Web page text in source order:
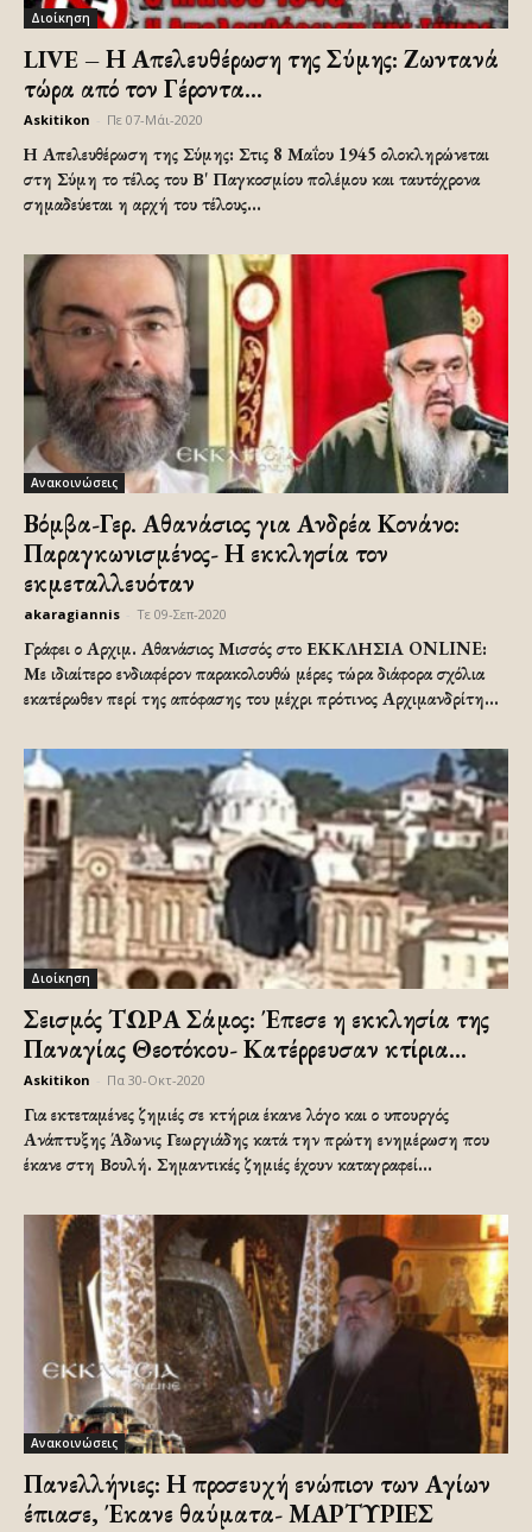
Διοίκηση
LIVE – Η Απελευθέρωση της Σύμης: Ζωντανά
τώρα από τον Γέροντα...
Askitikon Πε 07-Μάι-2020
Η Απελευθέρωση της Σύμης: Στις 8 Μαΐου 1945 ολοκληρώνεται
στη Σύμη το τέλος του Β' Παγκοσμίου πολέμου και ταυτόχρονα
σημαδεύεται η αρχή του τέλους...
Ανακοινώσεις
Βόμβα-Γερ. Αθανάσιος για Ανδρέα Κονάνο:
Παραγκωνισμένος- Η εκκλησία τον
εκμεταλλευόταν
akaragiannis Τε 09-Σεπ-2020
Γράφει ο Αρχιμ. Αθανάσιος Μισσός στο ΕΚΚΛΗΣΙΑ ONLINE:
Με ιδιαίτερο ενδιαφέρον παρακολουθώ μέρες τώρα διάφορα σχόλια
εκατέρωθεν περί της απόφασης του μέχρι πρότινος Αρχιμανδρίτη...
Διοίκηση
Σεισμός ΤΩΡΑ Σάμος: Έπεσε η εκκλησία της
Παναγίας Θεοτόκου- Κατέρρευσαν κτίρια...
Askitikon Πα 30-Οκτ-2020
Για εκτεταμένες ζημιές σε κτήρια έκανε λόγο και ο υπουργός
Ανάπτυξης Άδωνις Γεωργιάδης κατά την πρώτη ενημέρωση που
έκανε στη Βουλή. Σημαντικές ζημιές έχουν καταγραφεί...
Ανακοινώσεις
Πανελλήνιες: Η προσευχή ενώπιον των Αγίων
έπιασε, Έκανε θαύματα- ΜΑΡΤΥΡΙΕΣ